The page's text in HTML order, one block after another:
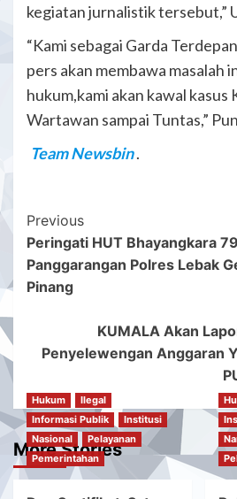
kegiatan jurnalistik tersebut,”
“Kami sebagai Garda
pers akan membawa masalah
hukum,kami akan kawal kasus
Wartawan sampai Tuntas,”
Team Newsbin .
Post
Navigation
Previous
Peringati HUT Bhayangkara
Panggarangan Polres Lebak
Pinang
KUMALA Akan
Penyelewengan Anggaran
More Stories
Hukum
Ilegal
Informasi Publik
Institusi
Nasional
Pelayanan
Pemerintahan